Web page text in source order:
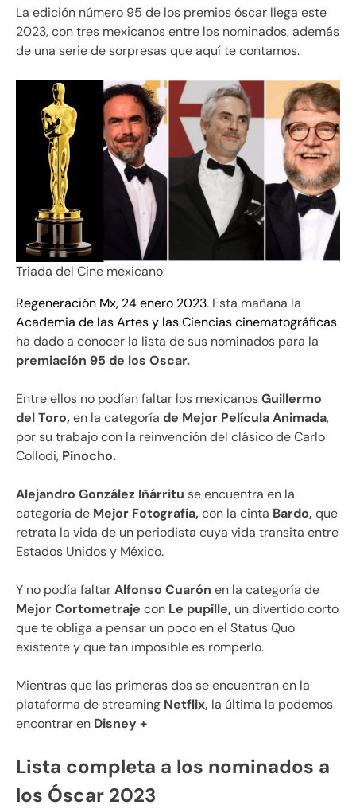
La edición número 95 de los premios óscar llega este
2023, con tres mexicanos entre los nominados, además
de una serie de sorpresas que aquí te contamos.
Triada del Cine mexicano
Regeneración Mx, 24 enero 2023. Esta mañana la
Academia de las Artes y las Ciencias cinematográficas
ha dado a conocer la lista de sus nominados para la
premiación 95 de los Oscar.
Entre ellos no podían faltar los mexicanosGuillermo
del Toro, en la categoría de Mejor Película Animada,
por su trabajo con la reinvención del clásico de Carlo
Collodi, Pinocho.
Alejandro González Iñárritu se encuentra en la
categoría de Mejor Fotografía, con la cinta Bardo, que
retrata la vida de un periodista cuya vida transita entre
Estados Unidos y México.
Y no podía faltarAlfonso Cuarón en la categoría de
Mejor Cortometraje con Le pupille, un divertido corto
que te obliga a pensar un poco en el Status Quo
existente y que tan imposible es romperlo.
Mientras que las primeras dos se encuentran en la
plataforma de streaming Netflix, la última la podemos
encontrar en Disney +
Lista completa a los nominados a
los Óscar 2023